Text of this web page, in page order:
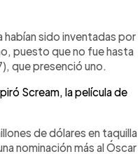
habían sido inventadas por
puesto que no fue hasta
que presenció uno.
Scream, la película de
de dólares en taquilla
nominación más al Óscar